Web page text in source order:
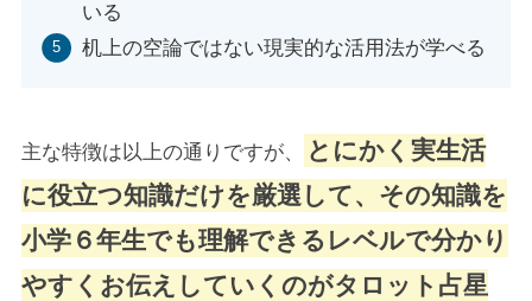
いる
机上の空論ではない現実的な活用法が学べる
主な特徴は以上の通りですが、
とにかく実生活
に役立つ知識だけを厳選して、その知識を
小学６年生でも理解できるレベルで分かり
やすくお伝えしていくのがタロット占星